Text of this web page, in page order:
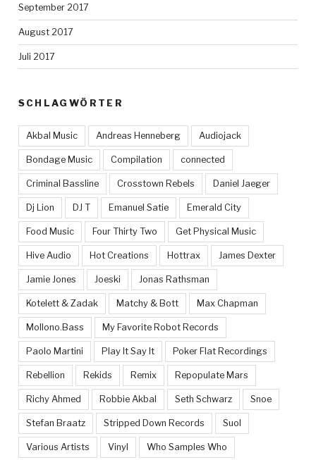
September 2017
August 2017
Juli 2017
SCHLAGWÖRTER
Akbal Music Andreas Henneberg Audiojack
Bondage Music Compilation connected
Criminal Bassline Crosstown Rebels Daniel Jaeger
Dj Lion DJ T Emanuel Satie Emerald City
Food Music Four Thirty Two Get Physical Music
Hive Audio Hot Creations Hottrax James Dexter
Jamie Jones Joeski Jonas Rathsman
Kotelett & Zadak Matchy & Bott Max Chapman
Mollono.Bass My Favorite Robot Records
Paolo Martini Play It Say It Poker Flat Recordings
Rebellion Rekids Remix Repopulate Mars
Richy Ahmed Robbie Akbal Seth Schwarz Snoe
Stefan Braatz Stripped Down Records Suol
Various Artists Vinyl Who Samples Who